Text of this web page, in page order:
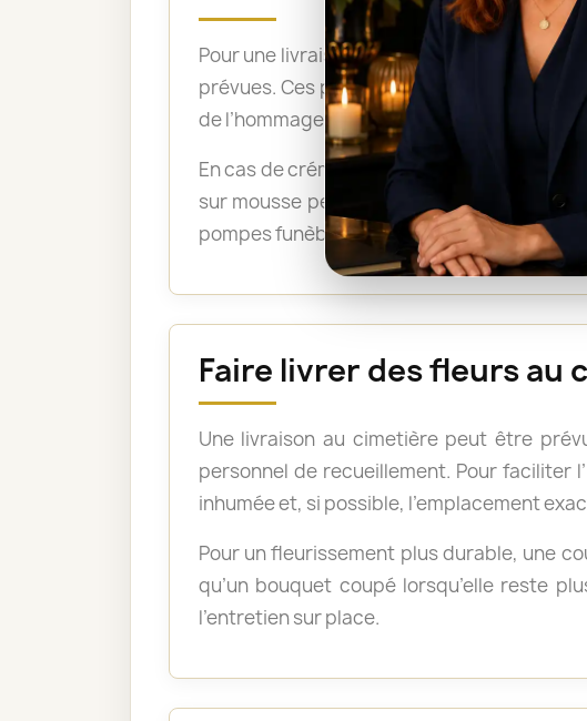
Pour une livraison directement sur le lieu
prévues. Ces précisions permettent à
de l’hommage.
En cas de crémation, un bouquet ou une
sur mousse peuvent être acceptées,
pompes funèbres lorsque les fleurs doivent
Faire livrer des fleurs au
Une livraison au cimetière peut être
personnel de recueillement. Pour faciliter
inhumée et, si possible, l’emplacement
Pour un fleurissement plus durable, une
qu’un bouquet coupé lorsqu’elle reste
l’entretien sur place.